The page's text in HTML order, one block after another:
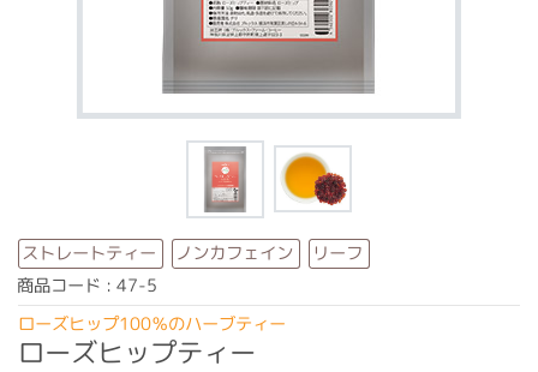
ストレートティー ノンカフェイン リーフ
商品コード : 47-5
ローズヒップ100％のハーブティー
ローズヒップティー